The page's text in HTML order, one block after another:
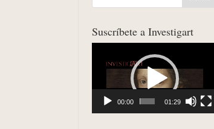
Suscríbete a Investigart
00:00 01:29